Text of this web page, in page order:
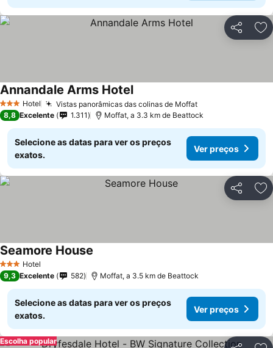
Partilhar
3 EstrelasHotel Vistas panorâmicas das colinas de Moffat
Annandale Arms Hotel
8,8 Excelente 1.311 Moffat, a 3.3 km de Beattock
Selecione as datas para ver os preços
exatos.
Ver preços
Partilhar
3 EstrelasHotel
Seamore House
9,3 Excelente 582 Moffat, a 3.5 km de Beattock
Selecione as datas para ver os preços
exatos.
Ver preços
Escolha popular